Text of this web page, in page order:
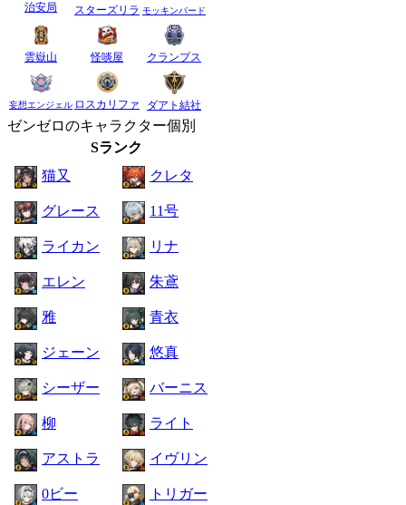
治安局 スターズリラ モッキンバード
雲嶽山 怪啖屋 クランプス
妄想エンジェル ロスカリファ ダアト結社
ゼンゼロのキャラクター個別
Sランク
猫又
クレタ
グレース 11号
ライカン リナ
エレン 朱鳶
雅 青衣
ジェーン 悠真
シーザー バーニス
柳 ライト
アストラ イヴリン
0ビー トリガー